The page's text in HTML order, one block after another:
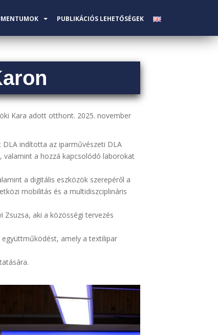
PUBLIKÁCIÓS LEHETŐSÉGEK
Kara adott otthont. 2025. november
DLA indította az iparművészeti DLA
valamint a hozzá kapcsolódó laborokat
a digitális eszközök szerepéről a
mobilitás és a multidiszciplináris
aki a közösségi tervezés
amely a textilipar